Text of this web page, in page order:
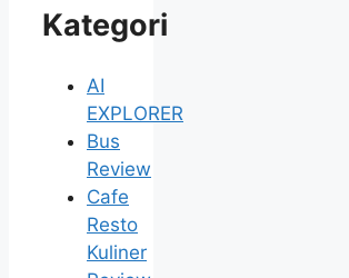
Kategori
AI
EXPLORER
Bus
Review
Cafe
Resto
Kuliner